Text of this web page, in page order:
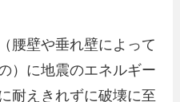
腰壁や垂れ壁によって
）に地震のエネルギー
耐えきれずに破壊に至